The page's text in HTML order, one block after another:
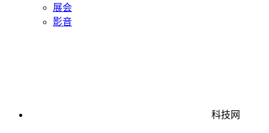
展会
影音
科技网